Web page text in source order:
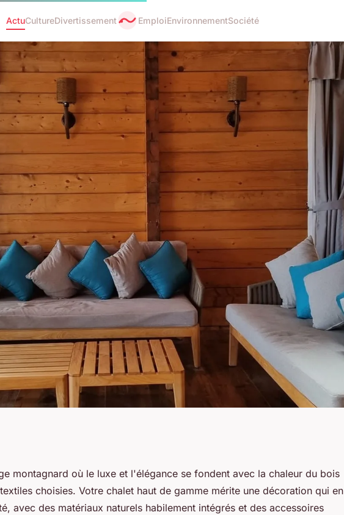
ActuCultureDivertissement EmploiEnvironnementSociété
haut de gamme
montagnard où le luxe et l'élégance se fondent avec la chaleur du bois
choisies. Votre chalet haut de gamme mérite une décoration qui en
avec des matériaux naturels habilement intégrés et des accessoires